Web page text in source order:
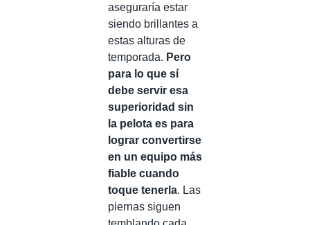
aseguraría estar
siendo brillantes a
estas alturas de
temporada. Pero
para lo que sí
debe servir esa
superioridad sin
la pelota es para
lograr convertirse
en un equipo más
fiable cuando
toque tenerla. Las
piernas siguen